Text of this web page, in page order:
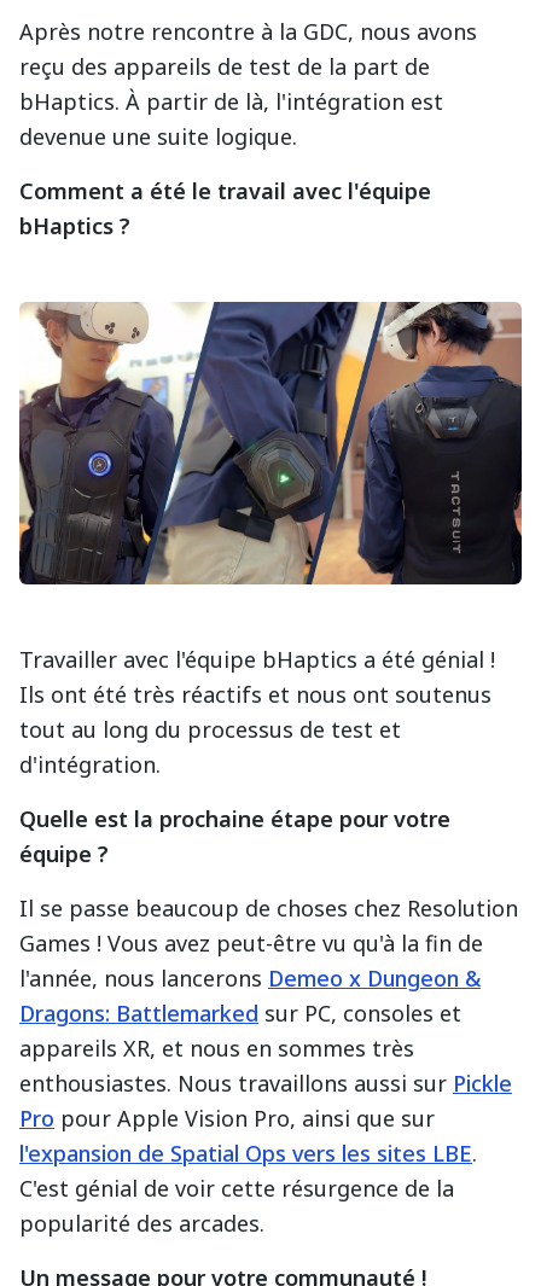
Après notre rencontre à la GDC, nous avons
reçu des appareils de test de la part de
bHaptics. À partir de là, l'intégration est
devenue une suite logique.
Comment a été le travail avec l'équipe
bHaptics ?
Travailler avec l'équipe bHaptics a été génial !
Ils ont été très réactifs et nous ont soutenus
tout au long du processus de test et
d'intégration.
Quelle est la prochaine étape pour votre
équipe ?
Il se passe beaucoup de choses chez Resolution
Games ! Vous avez peut-être vu qu'à la fin de
l'année, nous lancerons Demeo x Dungeon &
Dragons: Battlemarked sur PC, consoles et
appareils XR, et nous en sommes très
enthousiastes. Nous travaillons aussi sur Pickle
Pro pour Apple Vision Pro, ainsi que sur
l'expansion de Spatial Ops vers les sites LBE.
C'est génial de voir cette résurgence de la
popularité des arcades.
Un message pour votre communauté !